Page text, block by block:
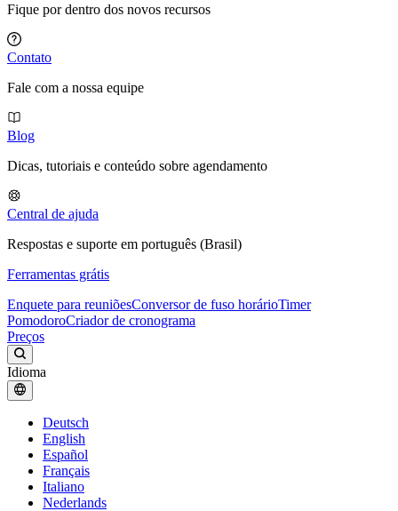
Fique por dentro dos novos recursos
Contato
Fale com a nossa equipe
Blog
Dicas, tutoriais e conteúdo sobre agendamento
Central de ajuda
Respostas e suporte em português (Brasil)
Ferramentas grátis
Enquete para reuniõesConversor de fuso horárioTimer
PomodoroCriador de cronograma
Preços
Idioma
Deutsch
English
Español
Français
Italiano
Nederlands